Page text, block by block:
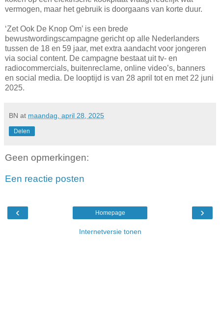
vermogen, maar het gebruik is doorgaans van korte duur.
‘Zet Ook De Knop Om’ is een brede
bewustwordingscampagne gericht op alle Nederlanders
tussen de 18 en 59 jaar, met extra aandacht voor jongeren
via social content. De campagne bestaat uit tv- en
radiocommercials, buitenreclame, online video’s, banners
en social media. De looptijd is van 28 april tot en met 22 juni
2025.
BN at maandag, april 28, 2025
Delen
Geen opmerkingen:
Een reactie posten
‹ ›
Homepage
Internetversie tonen